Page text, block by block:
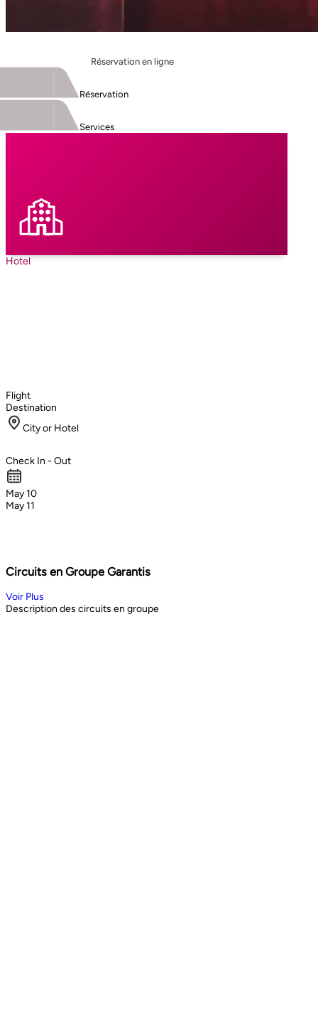
Réservation en ligne
Réservation
Services
Hotel
Flight
Destination
City or Hotel
Check In - Out
May 10
May 11
Circuits en Groupe Garantis
Voir Plus
Description des circuits en groupe